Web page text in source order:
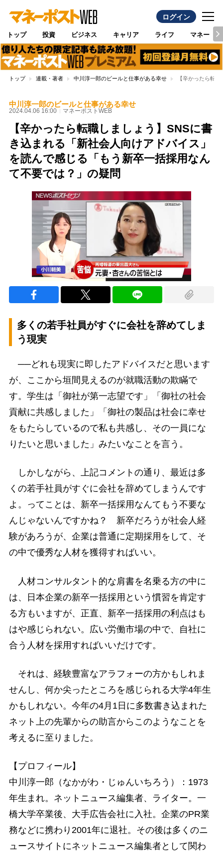
ログイン
トップ 投資 ビジネス キャリア ライフ マネー
トップ 連載・著者 中川淳一郎のビールと仕事がある幸せ 【辛かったら転
中川淳一郎のビールと仕事がある幸せ
2024.04.06 16:00 マネーポストWEB
【辛かったら転職しましょう】SNSに書
き込まれる「新社会人向けアドバイス」
を読んで感じる「もう新卒一括採用なん
て不要では？」の疑問
多くの若手社員がすぐに会社を辞めてしま
う現実
──どれも現実に即したアドバイスだと思います
が、ここから垣間見えるのが就職活動の欺瞞で
す。学生は「御社が第一志望です」「御社の社会
貢献に共感しました」「御社の製品は社会に幸せ
をもたらしているので私も共感し、その一員にな
りたいと思いました」みたいなことを言う。
しかしながら、上記コメントの通り、最近は多
くの若手社員がすぐに会社を辞めてしまうんです
よ。ってことは、新卒一括採用なんてもう不要な
んじゃないんですかね？ 新卒だろうが社会人経
験があろうが、企業は普通に定期採用をして、そ
の中で優秀な人材を獲得すればいい。
人材コンサルタント的な肩書を名乗る方の中に
は、日本企業の新卒一括採用という慣習を肯定す
る方もいますが、正直、新卒一括採用の利点はも
はや感じられない。広い労働市場の中で、自社に
合う人材を採用すればいいだけです。
それは、経験豊富なアラフォーの方かもしれま
せんし、何か尖ったところを感じられる大学4年生
かもしれない。今年の4月1日に多数書き込まれた
ネット上の先輩からの助言からこのようなことを
考えるに至りました。
【プロフィール】
中川淳一郎（なかがわ・じゅんいちろう）：1973
年生まれ。ネットニュース編集者、ライター。一
橋大学卒業後、大手広告会社に入社。企業のPR業
務などに携わり2001年に退社。その後は多くのニ
ュースサイトにネットニュース編集者として関わ